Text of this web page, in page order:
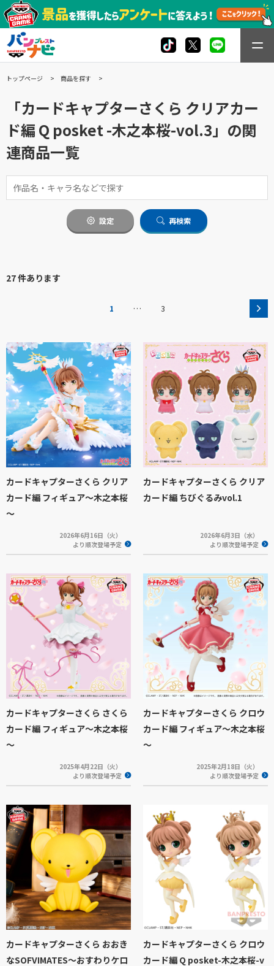
トップページ 商品を探す
「カードキャプターさくら クリアカー
ド編 Q posket -木之本桜-vol.3」の関
連商品一覧
設定 再検索
27 件あります
1 … 3
カードキャプターさくら クリア
カード編 フィギュア～木之本桜
～
2026年6月16日（火）
より順次登場予定
カードキャプターさくら クリア
カード編 ちびぐるみvol.1
2026年6月3日（水）
より順次登場予定
カードキャプターさくら さくら
カード編 フィギュア～木之本桜
～
2025年4月22日（火）
より順次登場予定
カードキャプターさくら クロウ
カード編 フィギュア～木之本桜
～
2025年2月18日（火）
より順次登場予定
カードキャプターさくら おおき
なSOFVIMATES～おすわりケロ
カードキャプターさくら クロウ
カード編 Q posket-木之本桜-v